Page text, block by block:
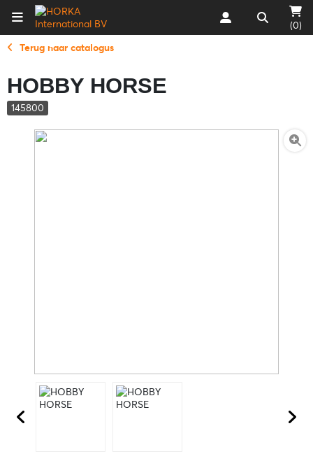
(0)
Terug naar catalogus
HOBBY HORSE
145800